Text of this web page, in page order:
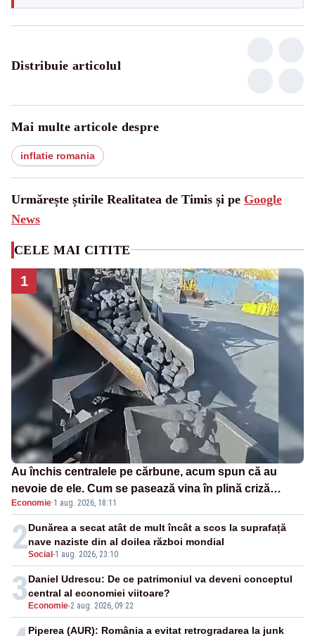
Distribuie articolul
Mai multe articole despre
inflatie romania
Urmărește știrile Realitatea de Timis și pe Google
News
CELE MAI CITITE
1
Au închis centralele pe cărbune, acum spun că au
nevoie de ele. Cum se pasează vina în plină criză
energetică
Economie·1 aug. 2026, 18:11
2Social -1 aug. 2026, 23:10
Dunărea a secat atât de mult încât a scos la suprafață
nave naziste din al doilea război mondial
3 Economie-2 aug. 2026, 09:22
Daniel Udrescu: De ce patrimoniul va deveni conceptul
central al economiei viitoare?
Piperea (AUR): România a evitat retrogradarea la junk